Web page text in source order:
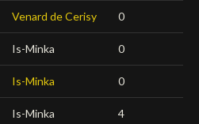
Venard de Cerisy 0
Is-Minka 0
Is-Minka 0
Is-Minka 4